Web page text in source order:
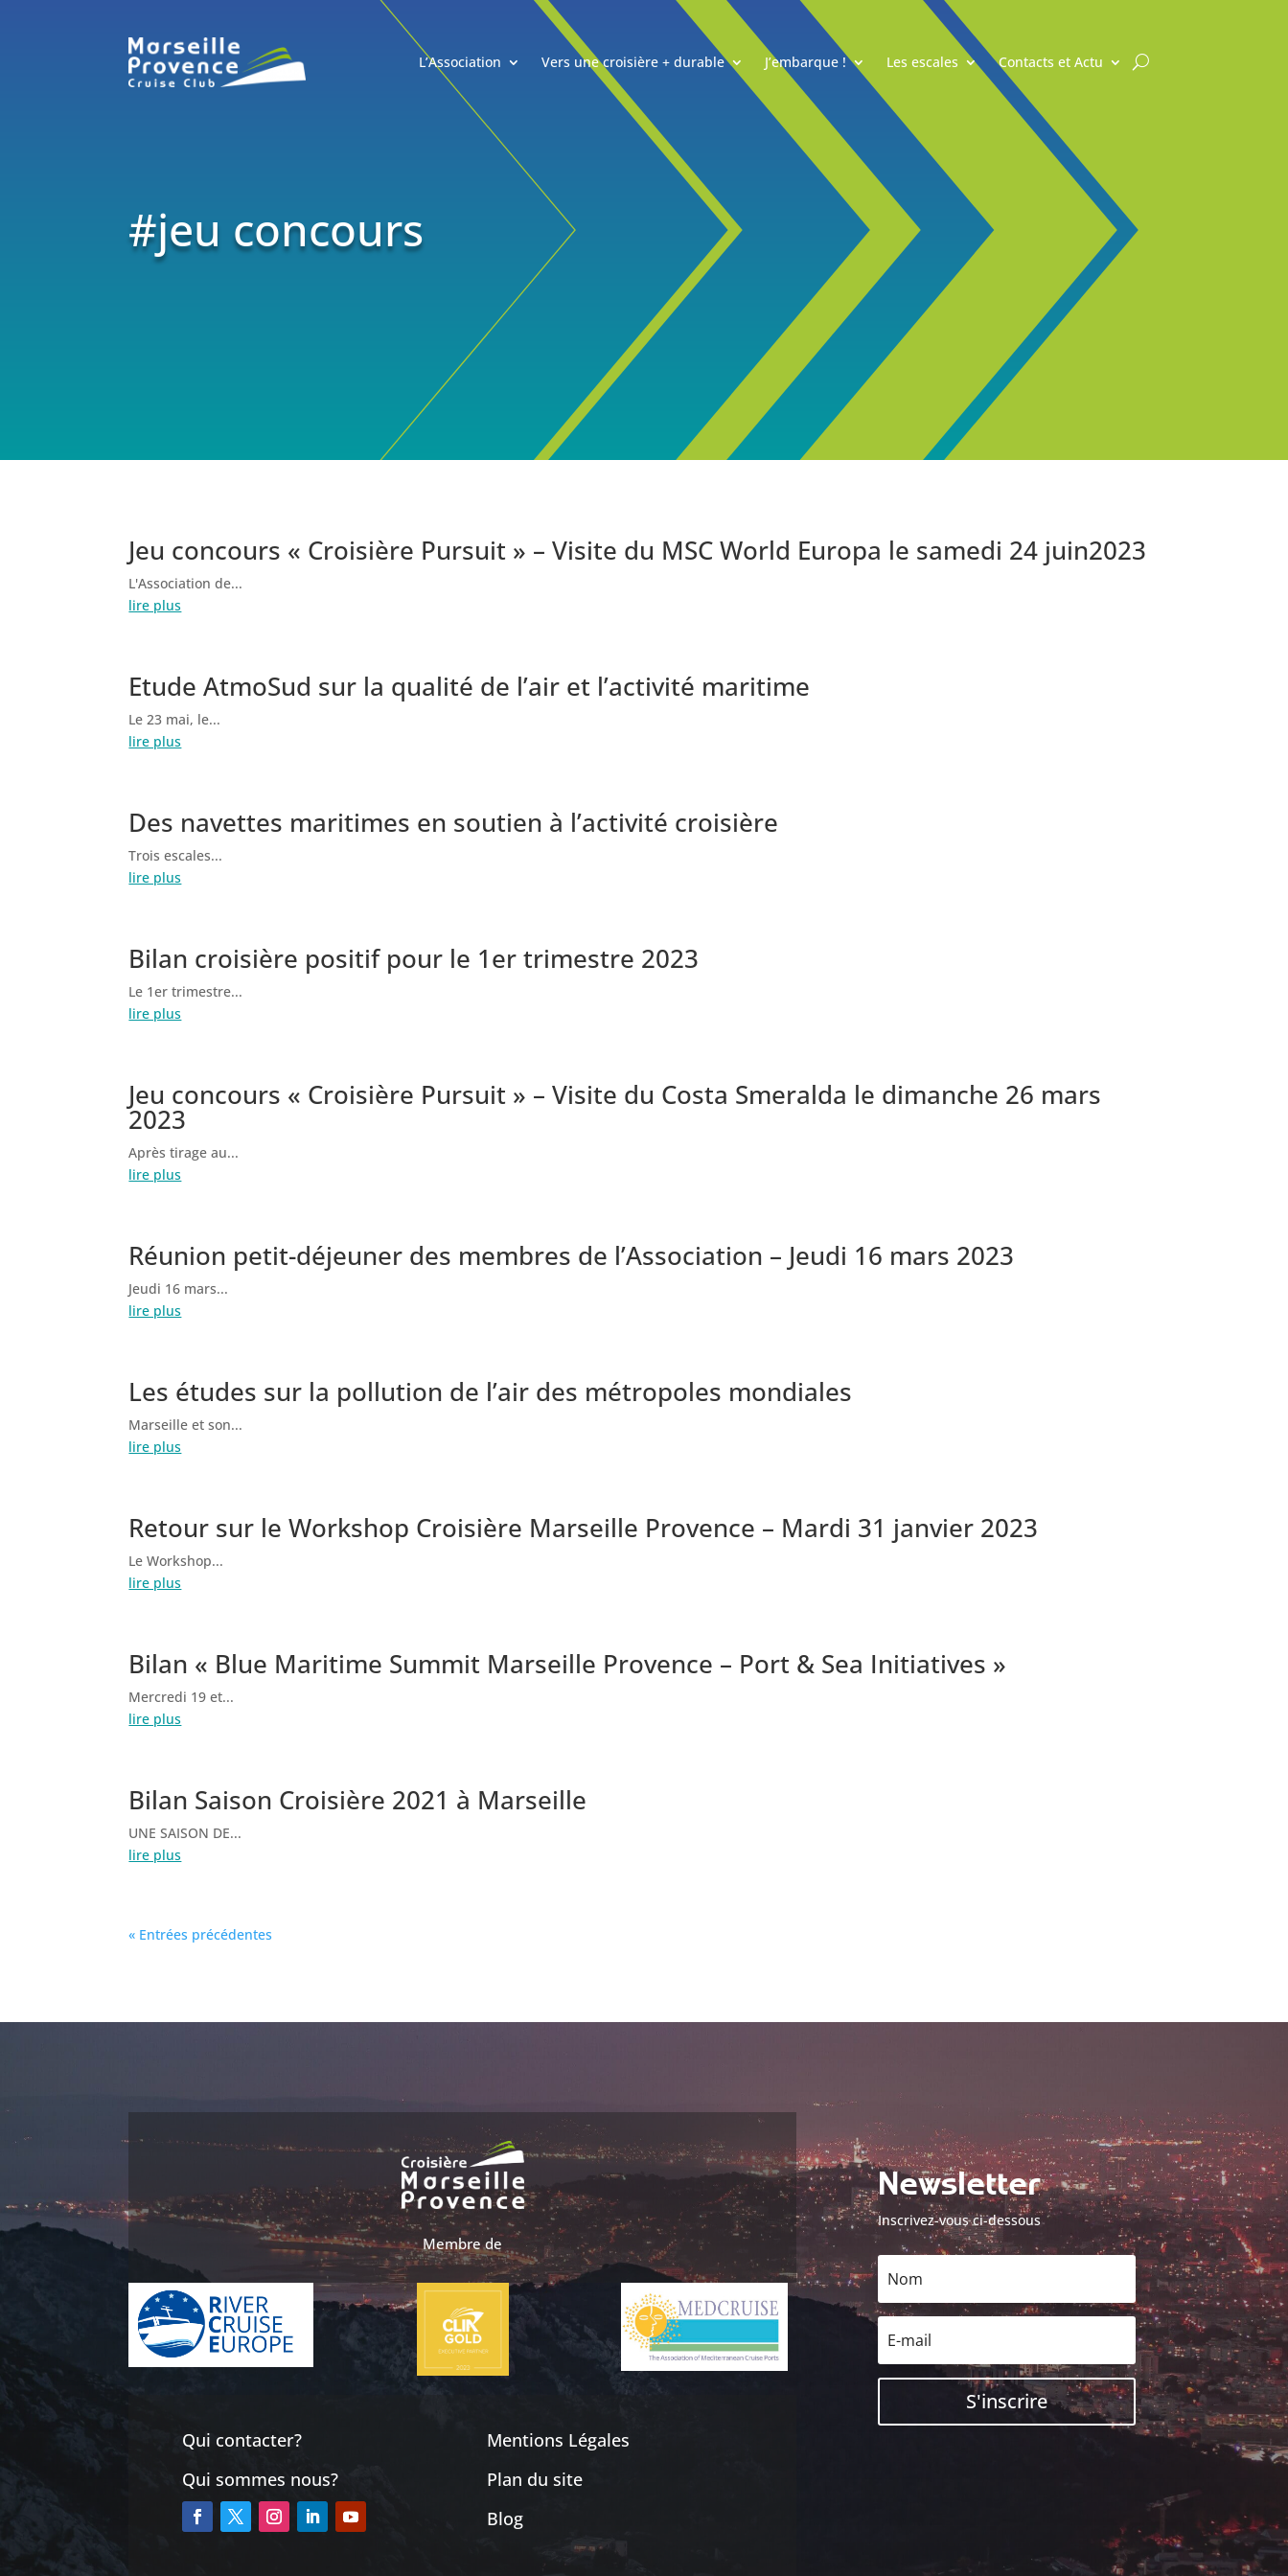
L’Association Vers une croisière + durable J’embarque ! Les escales Contacts et Actu
#jeu concours
Jeu concours « Croisière Pursuit » – Visite du MSC World Europa le samedi 24 juin2023
L'Association de...
lire plus
Etude AtmoSud sur la qualité de l’air et l’activité maritime
Le 23 mai, le...
lire plus
Des navettes maritimes en soutien à l’activité croisière
Trois escales...
lire plus
Bilan croisière positif pour le 1er trimestre 2023
Le 1er trimestre...
lire plus
Jeu concours « Croisière Pursuit » – Visite du Costa Smeralda le dimanche 26 mars
2023
Après tirage au...
lire plus
Réunion petit-déjeuner des membres de l’Association – Jeudi 16 mars 2023
Jeudi 16 mars...
lire plus
Les études sur la pollution de l’air des métropoles mondiales
Marseille et son...
lire plus
Retour sur le Workshop Croisière Marseille Provence – Mardi 31 janvier 2023
Le Workshop...
lire plus
Bilan « Blue Maritime Summit Marseille Provence – Port & Sea Initiatives »
Mercredi 19 et...
lire plus
Bilan Saison Croisière 2021 à Marseille
UNE SAISON DE...
lire plus
« Entrées précédentes
Membre de
Qui contacter?
Qui sommes nous?
Mentions Légales
Plan du site
Blog
Newsletter
Inscrivez-vous ci-dessous
S'inscrire